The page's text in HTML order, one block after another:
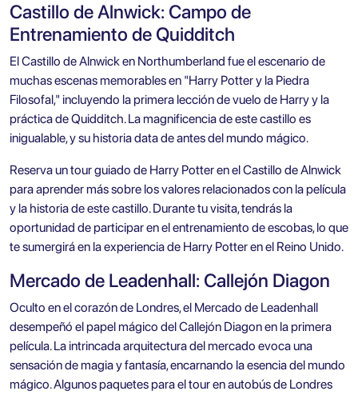
Castillo de Alnwick: Campo de
Entrenamiento de Quidditch
El Castillo de Alnwick en Northumberland fue el escenario de
muchas escenas memorables en "Harry Potter y la Piedra
Filosofal," incluyendo la primera lección de vuelo de Harry y la
práctica de Quidditch. La magnificencia de este castillo es
inigualable, y su historia data de antes del mundo mágico.
Reserva un tour guiado de Harry Potter en el Castillo de Alnwick
para aprender más sobre los valores relacionados con la película
y la historia de este castillo. Durante tu visita, tendrás la
oportunidad de participar en el entrenamiento de escobas, lo que
te sumergirá en la experiencia de Harry Potter en el Reino Unido.
Mercado de Leadenhall: Callejón Diagon
Oculto en el corazón de Londres, el Mercado de Leadenhall
desempeñó el papel mágico del Callejón Diagon en la primera
película. La intrincada arquitectura del mercado evoca una
sensación de magia y fantasía, encarnando la esencia del mundo
mágico. Algunos paquetes para eltour en autobús de Londres